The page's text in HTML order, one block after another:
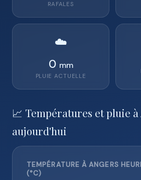
RAFALES
☁️
0 mm
PLUIE ACTUELLE
📈 Températures et pluie à
aujourd'hui
TEMPÉRATURE À ANGERS
(°C)